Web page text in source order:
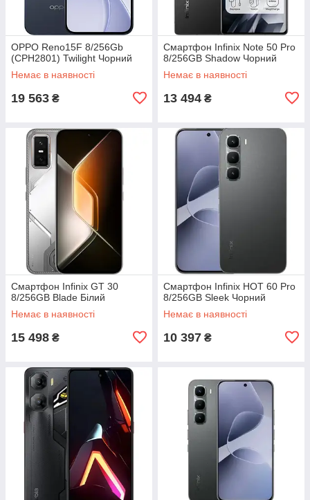
OPPO Reno15F 8/256Gb
(CPH2801) Twilight Чорний
Немає в наявності
19 563 ₴
Смартфон Infinix Note 50 Pro
8/256GB Shadow Чорний
Немає в наявності
13 494 ₴
Смартфон Infinix GT 30
8/256GB Blade Білий
Немає в наявності
15 498 ₴
Смартфон Infinix HOT 60 Pro
8/256GB Sleek Чорний
Немає в наявності
10 397 ₴